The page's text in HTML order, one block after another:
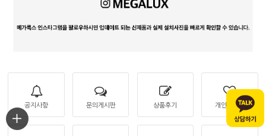
공지사항 문의게시판 상품후기 개인결제창